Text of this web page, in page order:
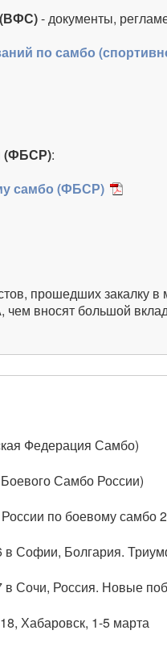
(ВФС)- документы,
по самбо
(ФБСР):
самбо (ФБСР)
прошедших закалку
вносят большой
Федерация Самбо)
Самбо России)
по боевому самбо
Софии, Болгария.
Сочи, Россия. Новые
Хабаровск, 1-5 марта